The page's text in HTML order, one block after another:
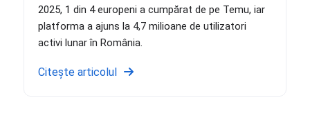
2025, 1 din 4 europeni a cumpărat de pe Temu, iar
platforma a ajuns la 4,7 milioane de utilizatori
activi lunar în România.
Citește articolul